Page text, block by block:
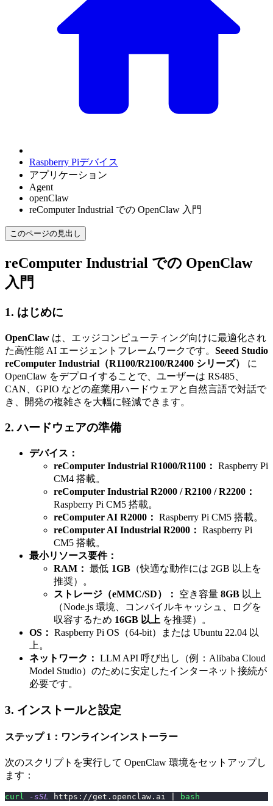
Raspberry Piデバイス
アプリケーション
Agent
openClaw
reComputer Industrial での OpenClaw 入門
このページの見出し
reComputer Industrial での OpenClaw
入門
1. はじめに
OpenClaw は、エッジコンピューティング向けに最適化され
た高性能 AI エージェントフレームワークです。 Seeed Studio
reComputer Industrial（R1100/R2100/R2400 シリーズ）
に
OpenClaw をデプロイすることで、ユーザーは RS485、
CAN、GPIO などの産業用ハードウェアと自然言語で対話で
き、開発の複雑さを大幅に軽減できます。
2. ハードウェアの準備
デバイス：
reComputer Industrial R1000/R1100： Raspberry Pi
CM4 搭載。
reComputer Industrial R2000 / R2100 / R2200：
Raspberry Pi CM5 搭載。
reComputer AI R2000： Raspberry Pi CM5 搭載。
reComputer AI Industrial R2000： Raspberry Pi
CM5 搭載。
最小リソース要件：
RAM： 最低 1GB （快適な動作には 2GB 以上を
推奨）。
ストレージ（eMMC/SD）：
空き容量 8GB 以上
（Node.js 環境、コンパイルキャッシュ、ログを
収容するため 16GB 以上 を推奨）。
OS： Raspberry Pi OS（64-bit）または Ubuntu 22.04 以
上。
ネットワーク： LLM API 呼び出し（例：Alibaba Cloud
Model Studio）のために安定したインターネット接続が
必要です。
3. インストールと設定
ステップ 1：ワンラインインストーラー
次のスクリプトを実行して OpenClaw 環境をセットアップし
ます：
curl -sSL https://get.openclaw.ai bash